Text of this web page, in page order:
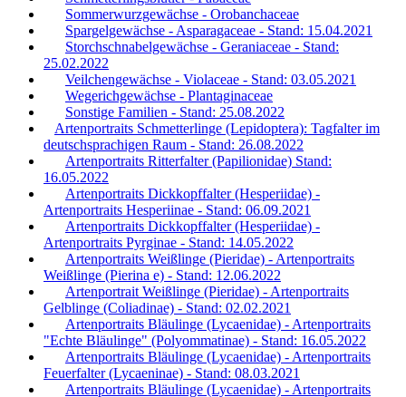
Sommerwurzgewächse - Orobanchaceae
Spargelgewächse - Asparagaceae - Stand: 15.04.2021
Storchschnabelgewächse - Geraniaceae - Stand:
25.02.2022
Veilchengewächse - Violaceae - Stand: 03.05.2021
Wegerichgewächse - Plantaginaceae
Sonstige Familien - Stand: 25.08.2022
Artenportraits Schmetterlinge (Lepidoptera): Tagfalter im
deutschsprachigen Raum - Stand: 26.08.2022
Artenportraits Ritterfalter (Papilionidae) Stand:
16.05.2022
Artenportraits Dickkopffalter (Hesperiidae) -
Artenportraits Hesperiinae - Stand: 06.09.2021
Artenportraits Dickkopffalter (Hesperiidae) -
Artenportraits Pyrginae - Stand: 14.05.2022
Artenportraits Weißlinge (Pieridae) - Artenportraits
Weißlinge (Pierina e) - Stand: 12.06.2022
Artenportrait Weißlinge (Pieridae) - Artenportraits
Gelblinge (Coliadinae) - Stand: 02.02.2021
Artenportraits Bläulinge (Lycaenidae) - Artenportraits
"Echte Bläulinge" (Polyommatinae) - Stand: 16.05.2022
Artenportraits Bläulinge (Lycaenidae) - Artenportraits
Feuerfalter (Lycaeninae) - Stand: 08.03.2021
Artenportraits Bläulinge (Lycaenidae) - Artenportraits